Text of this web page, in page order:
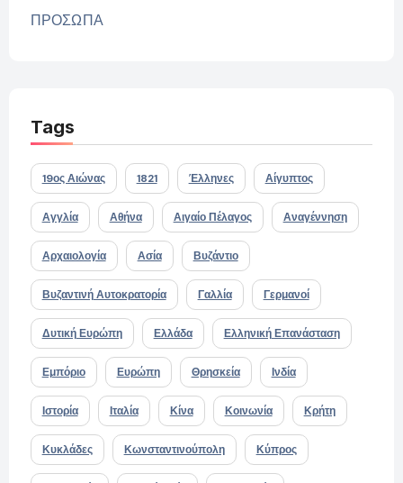
ΠΡΟΣΩΠΑ
Tags
19ος Αιώνας 1821 Έλληνες Αίγυπτος
Αγγλία Αθήνα Αιγαίο Πέλαγος Αναγέννηση
Αρχαιολογία Ασία Βυζάντιο
Βυζαντινή Αυτοκρατορία Γαλλία Γερμανοί
Δυτική Ευρώπη Ελλάδα Ελληνική Επανάσταση
Εμπόριο Ευρώπη Θρησκεία Ινδία
Ιστορία Ιταλία Κίνα Κοινωνία Κρήτη
Κυκλάδες Κωνσταντινούπολη Κύπρος